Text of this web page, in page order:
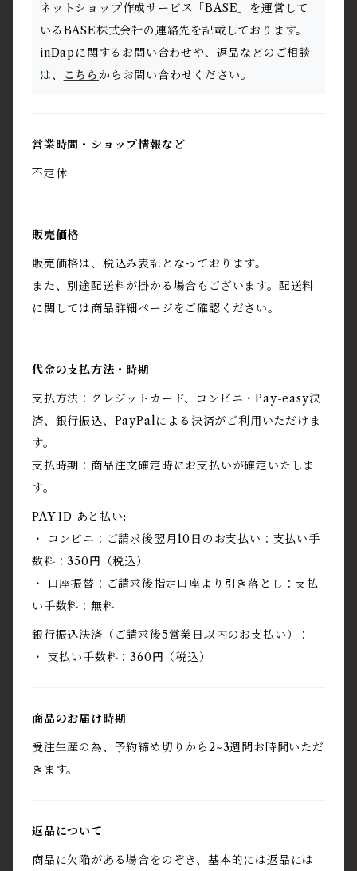
ネットショップ作成サービス「BASE」を運営して
いるBASE株式会社の連絡先を記載しております。
inDapに関するお問い合わせや、返品などのご相談
は、
こちら からお問い合わせください。
営業時間・ショップ情報など
不定休
販売価格
販売価格は、税込み表記となっております。
また、別途配送料が掛かる場合もございます。配送料
に関しては商品詳細ページをご確認ください。
代金の支払方法・時期
支払方法：クレジットカード、コンビニ・Pay-easy決
済、銀行振込、PayPalによる決済がご利用いただけま
す。
支払時期：商品注文確定時にお支払いが確定いたしま
す。
PAY ID あと払い:
・ コンビニ：ご請求後翌月10日のお支払い：支払い手
数料：350円（税込）
・ 口座振替：ご請求後指定口座より引き落とし：支払
い手数料：無料
銀行振込決済（ご請求後5営業日以内のお支払い）：
・ 支払い手数料：360円（税込）
商品のお届け時期
受注生産の為、予約締め切りから2~3週間お時間いただ
きます。
返品について
商品に欠陥がある場合をのぞき、基本的には返品には